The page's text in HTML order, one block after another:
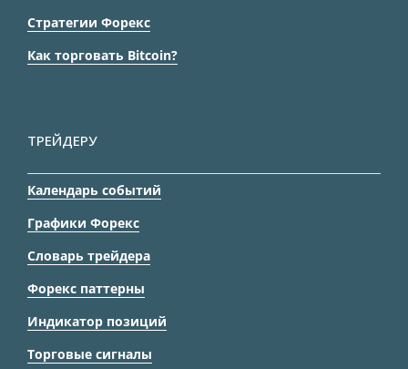
Стратегии Форекс
Как торговать Bitcoin?
ТРЕЙДЕРУ
Календарь событий
Графики Форекс
Словарь трейдера
Форекс паттерны
Индикатор позиций
Торговые сигналы